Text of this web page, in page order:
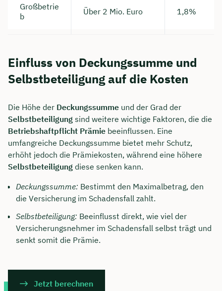
Großbetrie
b
Über 2 Mio. Euro 1,8%
Einfluss von Deckungssumme und
Selbstbeteiligung auf die Kosten
Die Höhe der Deckungssumme und der Grad der
Selbstbeteiligung sind weitere wichtige Faktoren, die die
Betriebshaftpflicht Prämie beeinflussen. Eine
umfangreiche Deckungssumme bietet mehr Schutz,
erhöht jedoch die Prämiekosten, während eine höhere
Selbstbeteiligung diese senken kann.
Deckungssumme: Bestimmt den Maximalbetrag, den
die Versicherung im Schadensfall zahlt.
Selbstbeteiligung: Beeinflusst direkt, wie viel der
Versicherungsnehmer im Schadensfall selbst trägt und
senkt somit die Prämie.
Jetzt berechnen